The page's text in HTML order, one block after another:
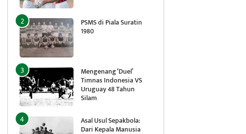
PSMS di Piala Suratin
1980
Mengenang ‘Duel’
Timnas Indonesia VS
Uruguay 48 Tahun
Silam
Asal Usul Sepakbola:
Dari Kepala Manusia